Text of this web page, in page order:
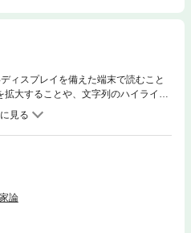
ィスプレイを備えた端末で読むこと
大することや、文字列のハイライ
能が使用できません。蕩子筌枉解／
青楼占／業平ひでん清明もどき恋道
言／両国栞／遊里の花／浪花江南章
かかき／論語町／猿の人真似／濁里
論